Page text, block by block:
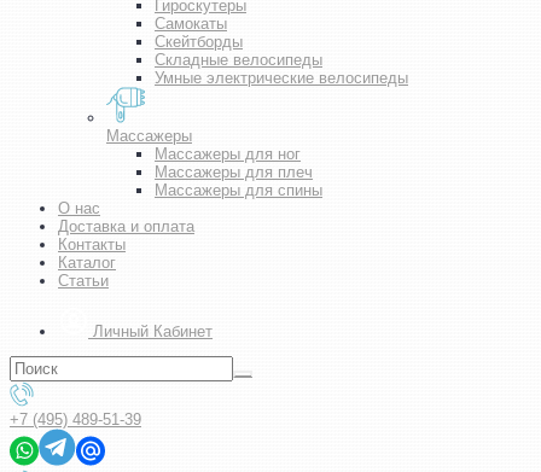
Гироскутеры
Самокаты
Скейтборды
Складные велосипеды
Умные электрические велосипеды
Массажеры
Массажеры для ног
Массажеры для плеч
Массажеры для спины
О нас
Доставка и оплата
Контакты
Каталог
Статьи
Личный Кабинет
+7 (495) 489-51-39